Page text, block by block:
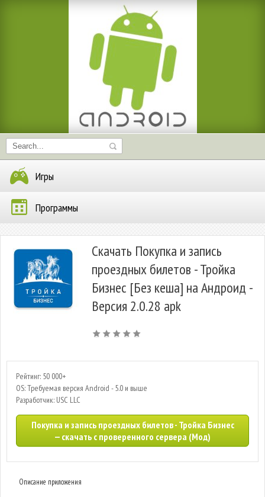
Игры
Программы
Скачать Покупка и запись
проездных билетов - Тройка
Бизнес [Без кеша] на Андроид -
Версия 2.0.28 apk
Рейтинг: 50 000+
OS: Требуемая версия Android - 5.0 и выше
Разработчик: USC LLC
Покупка и запись проездных билетов - Тройка Бизнес
— скачать с проверенного сервера (Мод)
Описание приложения